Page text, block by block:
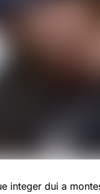
integer dui a